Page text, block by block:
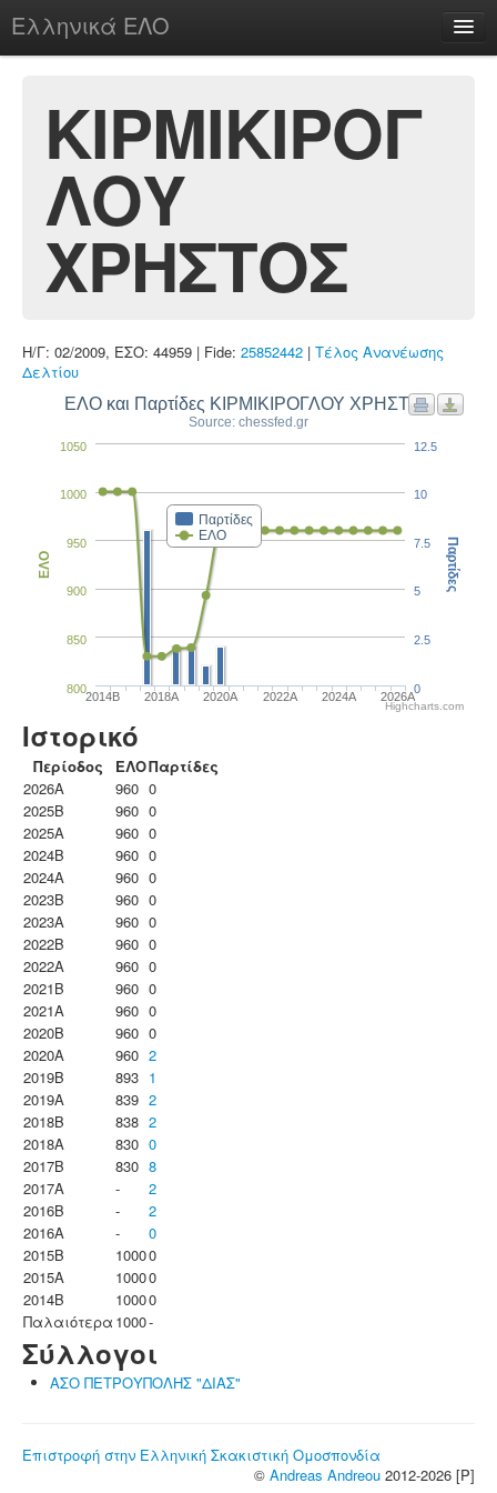
Ελληνικά ΕΛΟ
chesstu.be @ discord
Login
ΚΙΡΜΙΚΙΡΟΓ
ΛΟΥ
ΧΡΗΣΤΟΣ
Η/Γ: 02/2009, ΕΣΟ: 44959 | Fide: 25852442 | Τέλος Ανανέωσης
Δελτίου
ΕΛΟ και Παρτίδες ΚΙΡΜΙΚΙΡΟΓΛΟΥ ΧΡΗΣΤΟΣ
Source: chessfed.gr
Παρτίδες
ΕΛΟ
2014B 2018A 2020A 2022A 2024A 2026A
800
850
900
950
1000
1050
ΕΛΟ
0
10
2.5
5
7.5
12.5
Παρτίδες
Highcharts.com
Ιστορικό
Περίοδος ΕΛΟΠαρτίδες
2026A
960 0
2025B
960 0
2025A
960 0
2024B
960 0
2024A
960 0
2023B
960 0
2023Α
960 0
2022B
960 0
2022A
960 0
2021B
960 0
2021A
960 0
2020B
960 0
2020A
960 2
2019B
893 1
2019A
839 2
2018B
838 2
2018A
830 0
2017B
830 8
2017A
-
2
2016B
-
2
2016A
-
0
2015B
10000
2015A
10000
2014B
10000
Παλαιότερα 1000-
Σύλλογοι
ΑΣΟ ΠΕΤΡΟΥΠΟΛΗΣ "ΔΙΑΣ"
Επιστροφή στην Ελληνική Σκακιστική Ομοσπονδία
© Andreas Andreou 2012-2026 [P]